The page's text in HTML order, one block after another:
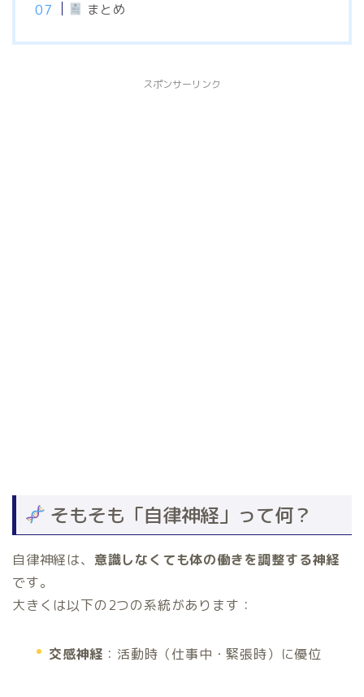
まとめ
スポンサーリンク
そもそも「自律神経」って何？
自律神経は、 意識しなくても体の働きを調整する神経
です。
大きくは以下の2つの系統があります：
交感神経 ：活動時（仕事中・緊張時）に優位